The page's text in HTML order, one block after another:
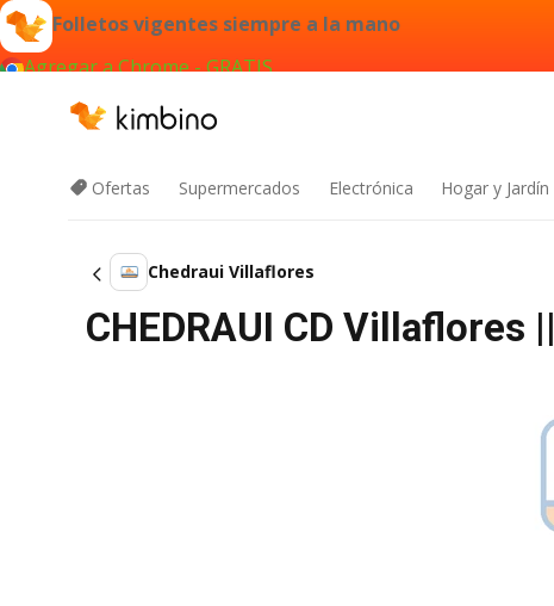
Folletos vigentes siempre a la mano
Agregar a Chrome - GRATIS
Ofertas Supermercados Electrónica Hogar y Jardín
Chedraui Villaflores
CHEDRAUI CD